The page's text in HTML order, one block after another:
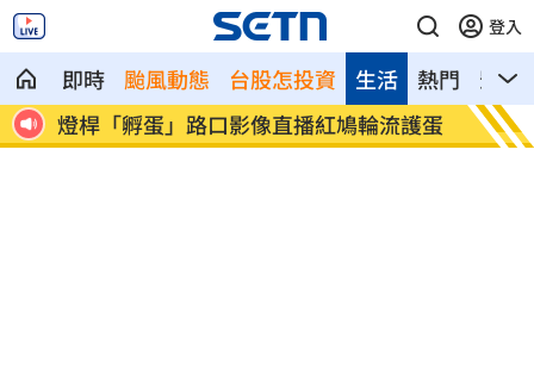
登入
即時 颱風動態 台股怎投資 熱門 影音
生活
落
燈桿「孵蛋」路口影像直播紅鳩輪流護蛋
減碳
場